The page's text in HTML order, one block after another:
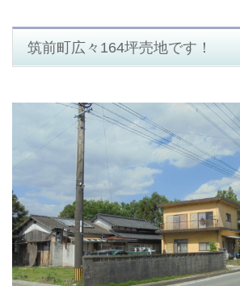
筑前町広々164坪売地です！